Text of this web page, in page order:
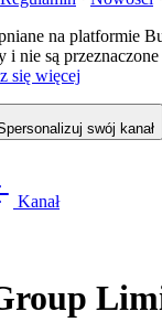
na platformie
i nie są
się więcej
swój kanał
Kanał